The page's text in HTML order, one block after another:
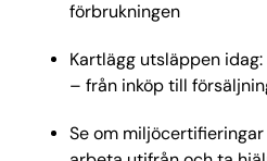
förbrukningen
Kartlägg utsläppen
– från inköp till
Se om